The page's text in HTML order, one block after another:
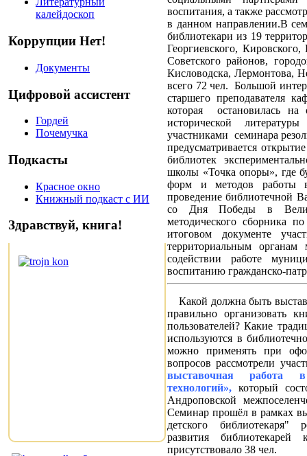
калейдоскоп
Коррупции Нет!
Документы
Цифровой ассистент
Гордей
Почемучка
Подкасты
Красное окно
Книжный подкаст с ИИ
Здравствуй, книга!
воспитания, а также
в данном направлении.В
библиотекари из 19
Георгиевского, Кировского,
Советского районов,
Кисловодска, Лермонтова,
всего 72 чел.
Большой
старшего преподавателя
которая
остановилась на
исторической
участниками семинара
предусматривается
библиотек
школы «Точка опоры», где
форм и методов работы
проведение библиотечной
со Дня Победы в
методического сборника
итоговом документе
территориальным органам
содействии работе
воспитанию гражданско-
Какой должна быть
правильно организовать
пользователей? Какие
используются в
можно применять при
вопросов рассмотрели
выставочная работа в
технологий», который
Андроповской
Семинар прошёл в рамках
детского библиотекаря"
развития
присутствовало 38 чел.